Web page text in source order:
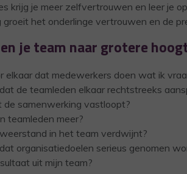
krijg je meer zelfvertrouwen en leer je
het onderlinge vertrouwen en de
je team naar grotere
elkaar dat medewerkers doen wat ik
de teamleden elkaar rechtstreeks
de samenwerking vastloopt?
teamleden meer?
in het team verdwijnt?
organisatiedoelen serieus genomen
uit mijn team?